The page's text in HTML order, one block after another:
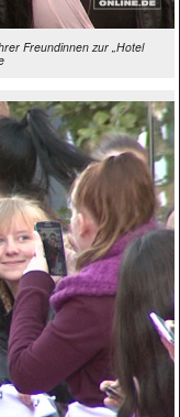
Freundinnen zur „Hotel